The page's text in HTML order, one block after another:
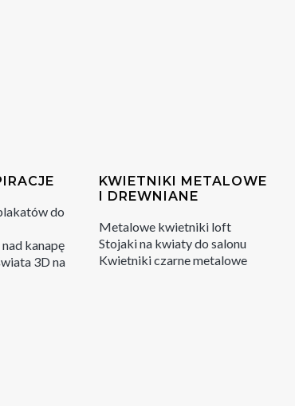
do
kanapę
3D na
KWIETNIKI METALOWE
I DREWNIANE
Metalowe kwietniki loft
Stojaki na kwiaty do salonu
Kwietniki czarne metalowe